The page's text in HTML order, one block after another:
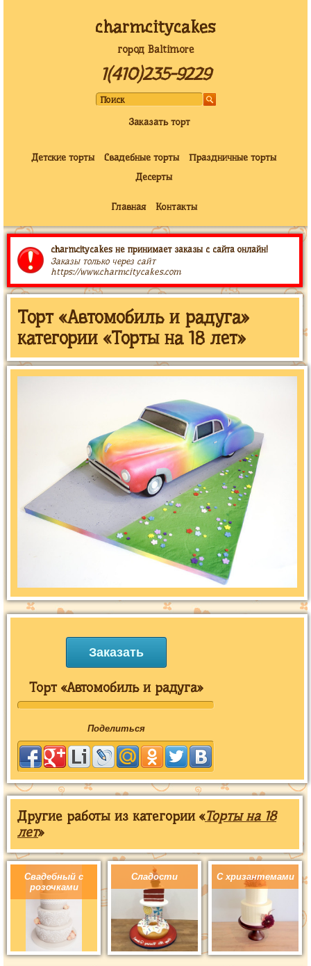
charmcitycakes
город Baltimore
1(410)235-9229
Заказать торт
Детские торты Свадебные торты
Праздничные торты
Десерты
Главная Контакты
charmcitycakes не принимает заказы с сайта онлайн!
Заказы только через сайт
https://www.charmcitycakes.com
Торт «Автомобиль и радуга»
категории «Торты на 18 лет»
Заказать
Торт «Автомобиль и радуга»
Поделиться
Другие работы из категории «Торты на 18
лет»
Свадебный с
розочками
Сладости С хризантемами